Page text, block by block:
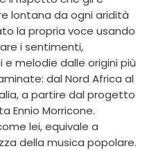
lontana da ogni aridità
la propria voce usando
i sentimenti,
melodie dalle origini più
dal Nord Africa al
a partire dal progetto
Ennio Morricone.
lei, equivale a
della musica popolare.